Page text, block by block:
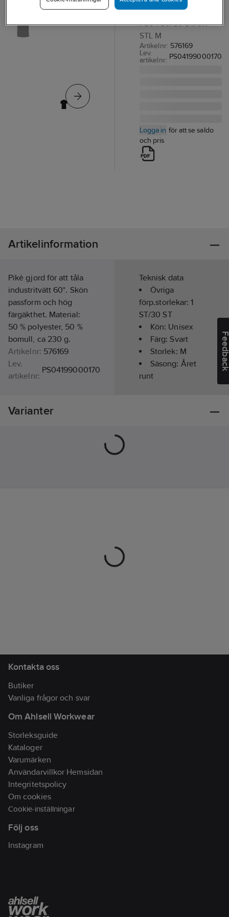
PIKÉTRÖJA TEXSTAR
PS04 50/50 SVART
STL M
Artikelnr: 576169
Lev.
artikelnr: PS04199000170
Logga in för att se saldo
och pris
Artikelinformation
Piké gjord för att tåla
industritvätt 60°. Skön
passform och hög
färgäkthet. Material:
50 % polyester, 50 %
bomull, ca 230 g.
Artikelnr: 576169
Lev.
artikelnr:
PS04199000170
Materialklass
Teknisk data
Övriga
förp.storlekar:1
ST/30 ST
Kön: Unisex
Färg:Svart
Storlek: M
Säsong: Året
runt
Varianter
Kontakta oss
Butiker
Vanliga frågor och svar
Om Ahlsell Workwear
Storleksguide
Kataloger
Varumärken
Användarvillkor Hemsidan
Integritetspolicy
Om cookies
Cookie-inställningar
Följ oss
Instagram